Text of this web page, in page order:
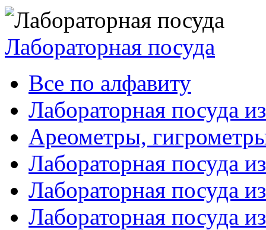
Лабораторная посуда
Все по алфавиту
Лабораторная посуда
Ареометры,
Лабораторная посуда
Лабораторная посуда
Лабораторная посуда